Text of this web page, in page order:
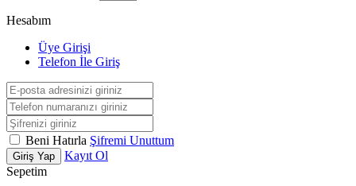
Hesabım
Üye Girişi
Telefon İle Giriş
Beni Hatırla Şifremi Unuttum
Giriş Yap
Kayıt Ol
Sepetim